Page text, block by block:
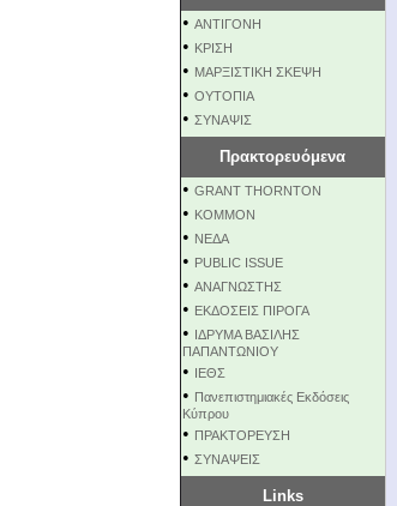
• ΑΝΤΙΓΟΝΗ
• ΚΡΙΣΗ
• ΜΑΡΞΙΣΤΙΚΗ ΣΚΕΨΗ
• ΟΥΤΟΠΙΑ
• ΣΥΝΑΨΙΣ
Πρακτορευόμενα
• GRANT THORNTON
• KOMMON
• NEΔΑ
• PUBLIC ISSUE
• ΑΝΑΓΝΩΣΤΗΣ
• ΕΚΔΟΣΕΙΣ ΠΙΡΟΓΑ
• ΙΔΡΥΜΑ ΒΑΣΙΛΗΣ
ΠΑΠΑΝΤΩΝΙΟΥ
• ΙΕΘΣ
• Πανεπιστημιακές Εκδόσεις
Κύπρου
• ΠΡΑΚΤΟΡΕΥΣΗ
• ΣΥΝΑΨΕΙΣ
Links